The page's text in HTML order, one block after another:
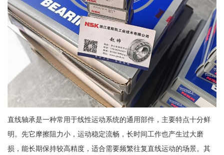
直线轴承是一种常用于线性运动系统的通用部件，主要特点十分鲜
明。先它摩擦阻力小，运动稳定流畅，长时间工作也产生过大磨
损，能长期保持较高精度，适合需要频繁往复直线运动的场景。其